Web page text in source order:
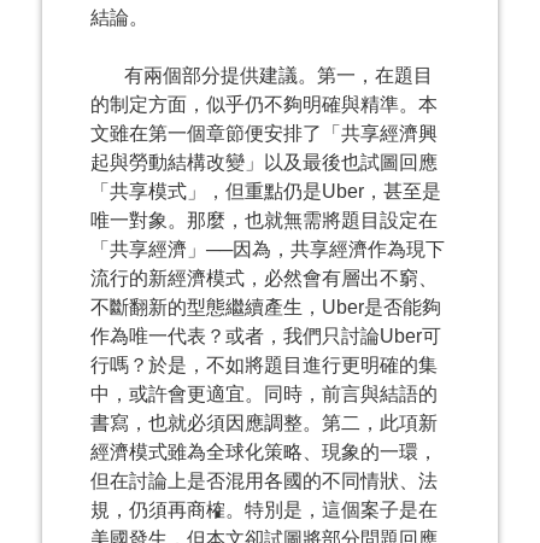
結論。
有兩個部分提供建議。第一，在題目
的制定方面，似乎仍不夠明確與精準。本
文雖在第一個章節便安排了「共享經濟興
起與勞動結構改變」以及最後也試圖回應
「共享模式」，但重點仍是Uber，甚至是
唯一對象。那麼，也就無需將題目設定在
「共享經濟」──因為，共享經濟作為現下
流行的新經濟模式，必然會有層出不窮、
不斷翻新的型態繼續產生，Uber是否能夠
作為唯一代表？或者，我們只討論Uber可
行嗎？於是，不如將題目進行更明確的集
中，或許會更適宜。同時，前言與結語的
書寫，也就必須因應調整。第二，此項新
經濟模式雖為全球化策略、現象的一環，
但在討論上是否混用各國的不同情狀、法
規，仍須再商榷。特別是，這個案子是在
美國發生，但本文卻試圖將部分問題回應